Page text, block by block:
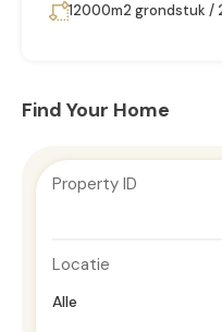
12000m2 grondstuk /
Find Your Home
Property ID
Locatie
Alle